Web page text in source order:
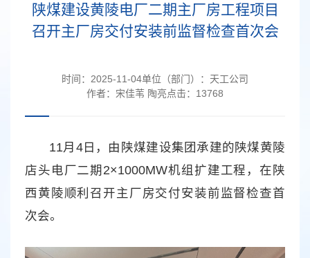
陕煤建设黄陵电厂二期主厂房工程项目
召开主厂房交付安装前监督检查首次会
时间： 2025-11-04单位（部门）： 天工公司
作者： 宋佳苇 陶亮点击： 13768
11月4日，由陕煤建设集团承建的陕煤黄陵
店头电厂二期2×1000MW机组扩建工程，在陕
西黄陵顺利召开主厂房交付安装前监督检查首
次会。